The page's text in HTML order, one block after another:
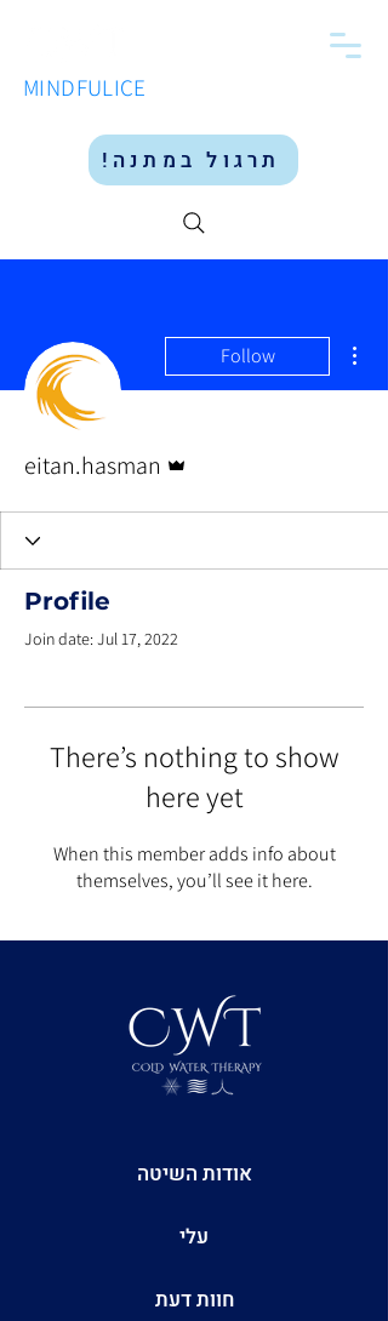
תרגול במתנה!
MINDFULICE
Follow
eitan.hasman
Profile
Join date: Jul 17, 2022
There’s nothing to show
here yet
When this member adds info about
themselves, you’ll see it here.
אודות השיטה
עלי
חוות דעת